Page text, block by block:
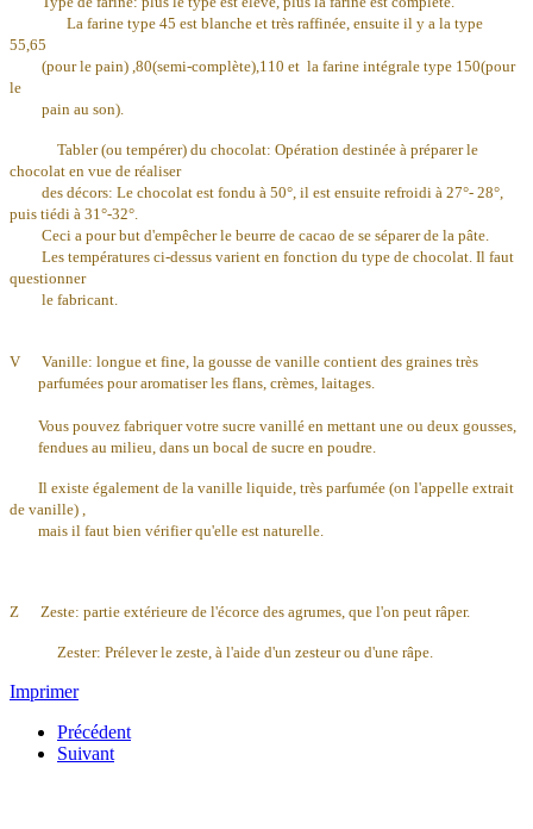
La farine type 45 est blanche et très raffinée, ensuite il y a la type
55,65
(pour le pain) ,80(semi-complète),110 et la farine intégrale type 150(pour
le
pain au son).
Tabler (ou tempérer) du chocolat: Opération destinée à préparer le
chocolat en vue de réaliser
des décors: Le chocolat est fondu à 50°, il est ensuite refroidi à 27°- 28°,
puis tiédi à 31°-32°.
Ceci a pour but d'empêcher le beurre de cacao de se séparer de la pâte.
Les températures ci-dessus varient en fonction du type de chocolat. Il faut
questionner
le fabricant.
V Vanille: longue et fine, la gousse de vanille contient des graines très
parfumées pour aromatiser les flans, crèmes, laitages.
Vous pouvez fabriquer votre sucre vanillé en mettant une ou deux gousses,
fendues au milieu, dans un bocal de sucre en poudre.
Il existe également de la vanille liquide, très parfumée (on l'appelle extrait
de vanille) ,
mais il faut bien vérifier qu'elle est naturelle.
Z Zeste: partie extérieure de l'écorce des agrumes, que l'on peut râper.
Zester: Prélever le zeste, à l'aide d'un zesteur ou d'une râpe.
Imprimer
Précédent
Suivant